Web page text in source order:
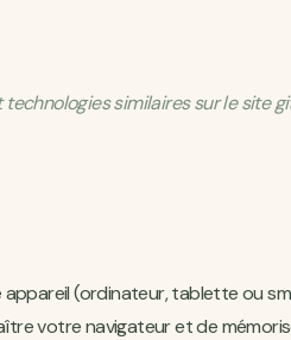
similaires sur le site
(ordinateur, tablette ou
votre navigateur et de